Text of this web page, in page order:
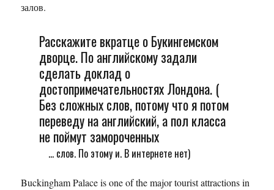
залов.
Расскажите вкратце о Букингемском
дворце. По английскому задали
сделать доклад о
достопримечательностях Лондона. (
Без сложных слов, потому что я потом
переведу на английский, а пол класса
не поймут замороченных
... слов. По этому и. В интернете нет)
Buckingham Palace is one of the major tourist attractions in